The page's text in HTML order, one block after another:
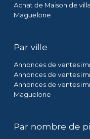
Achat de Maison de
Maguelone
Par ville
Annonces de ventes
Annonces de ventes
Annonces de ventes
Maguelone
Par nombre de